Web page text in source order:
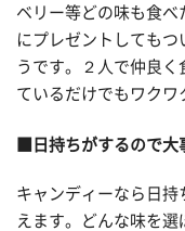
ベリー等どの味も食べ
にプレゼントしても
うです。２人で仲良
ているだけでもワクワ
■日持ちがするので大
キャンディーなら日持
えます。どんな味を